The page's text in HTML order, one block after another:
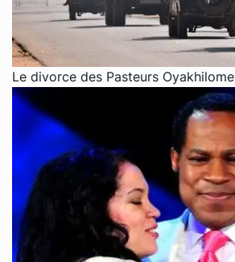
Le divorce des Pasteurs Oyakhilome